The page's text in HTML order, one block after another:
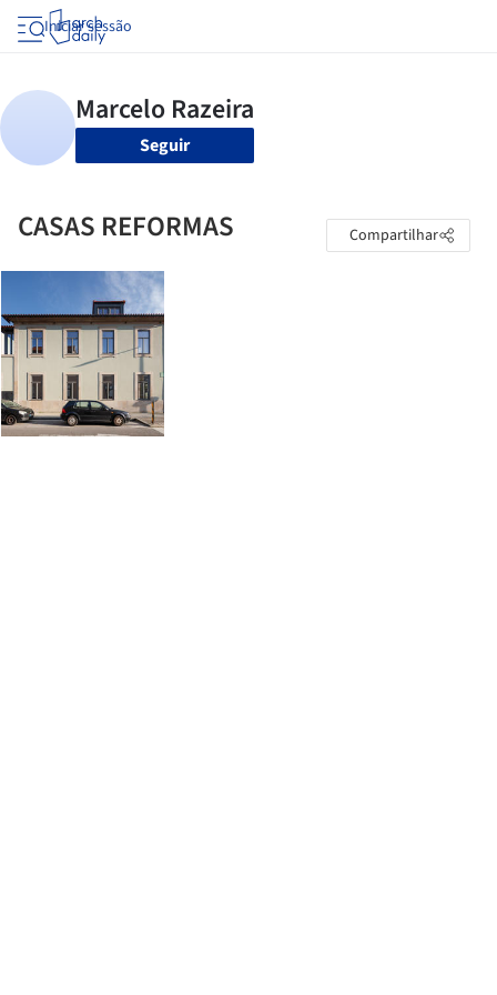
Iniciar sessão
Seguir
CASAS REFORMAS Compartilhar